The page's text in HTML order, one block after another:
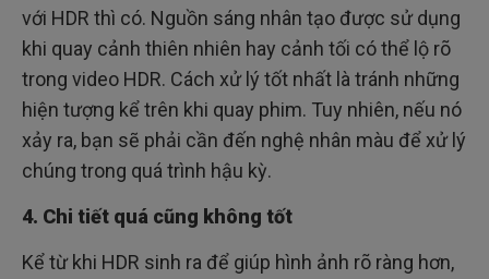
với HDR thì có. Nguồn sáng nhân tạo được sử dụng
khi quay cảnh thiên nhiên hay cảnh tối có thể lộ rõ
trong video HDR. Cách xử lý tốt nhất là tránh những
hiện tượng kể trên khi quay phim. Tuy nhiên, nếu nó
xảy ra, bạn sẽ phải cần đến nghệ nhân màu để xử lý
chúng trong quá trình hậu kỳ.
4. Chi tiết quá cũng không tốt
Kể từ khi HDR sinh ra để giúp hình ảnh rõ ràng hơn,